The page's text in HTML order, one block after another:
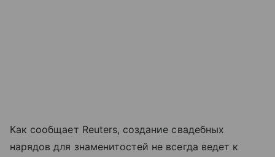
Как сообщает Reuters, создание свадебных
нарядов для знаменитостей не всегда ведет к